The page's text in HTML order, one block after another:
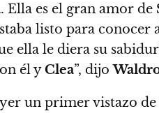
. Ella es el gran amor de
listo para
ella le diera su
él yClea”, dijo
un primer vistazo de